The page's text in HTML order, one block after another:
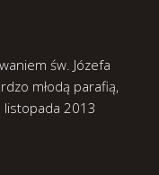
św. Józefa
młodą parafią,
2013